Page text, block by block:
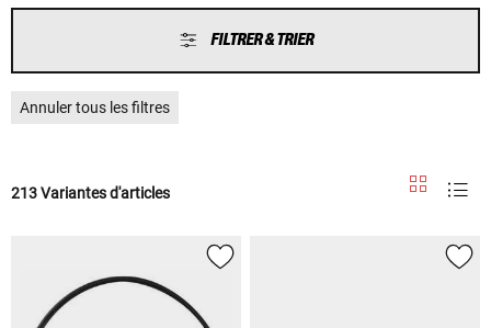
FILTRER & TRIER
Annuler tous les filtres
213 Variantes d'articles